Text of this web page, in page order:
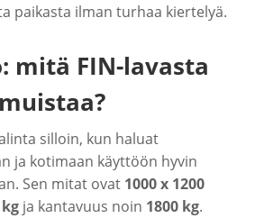
paikasta ilman turhaa kiertelyä.
mitä FIN-lavasta
silloin, kun haluat
ja kotimaan käyttöön hyvin
Sen mitat ovat 1000 x 1200
ja kantavuus noin 1800 kg.